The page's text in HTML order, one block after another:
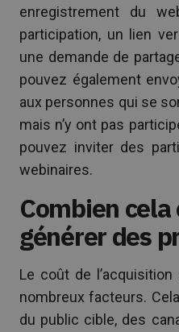
enregistrement du
participation, un lien
une demande de
pouvez également
aux personnes qui se
mais n’y ont pas
pouvez inviter des
webinaires.
Combien
générer des
Le coût de
nombreux facteurs.
du public cible, des